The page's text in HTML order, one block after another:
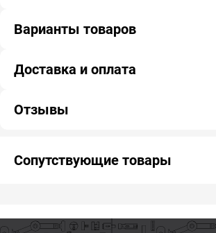
Варианты товаров
Доставка и оплата
Отзывы
Сопутствующие товары